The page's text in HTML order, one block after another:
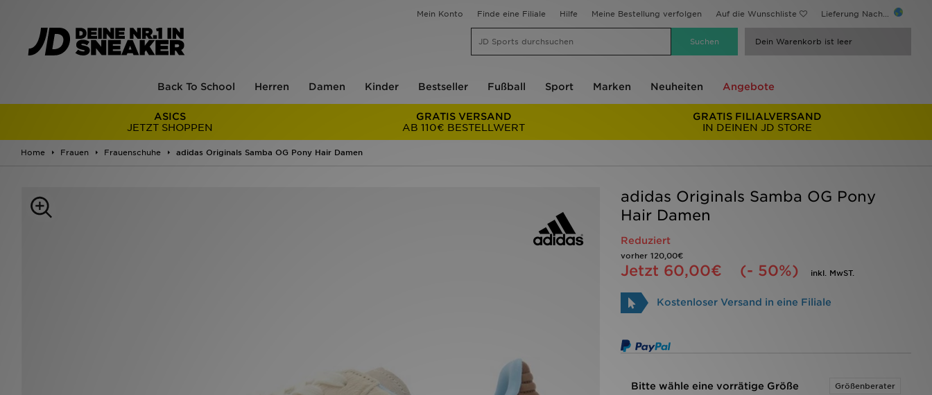
Mein Konto Finde eine Filiale Hilfe Meine Bestellung verfolgen Auf die Wunschliste Lieferung Nach...
Dein Warenkorb ist leer
Back To School Herren Damen Kinder Bestseller Fußball Sport Marken Neuheiten Angebote
ASICS
JETZT SHOPPEN
GRATIS VERSAND
AB 110€ BESTELLWERT
GRATIS FILIALVERSAND
IN DEINEN JD STORE
Home Frauen Frauenschuhe adidas Originals Samba OG Pony Hair Damen
adidas Originals Samba OG Pony
Hair Damen
Reduziert
vorher 120,00€
Jetzt 60,00€ (- 50%) inkl. MwST.
Kostenloser Versand in eine Filiale
Bitte wähle eine vorrätige Größe Größenberater